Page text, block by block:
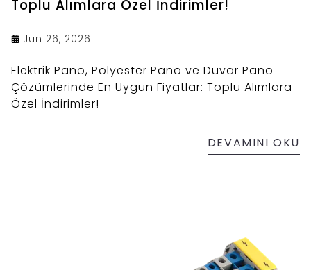
Toplu Alımlara Özel İndirimler!
Jun 26, 2026
Elektrik Pano, Polyester Pano ve Duvar Pano
Çözümlerinde En Uygun Fiyatlar: Toplu Alımlara
Özel İndirimler!
DEVAMINI OKU